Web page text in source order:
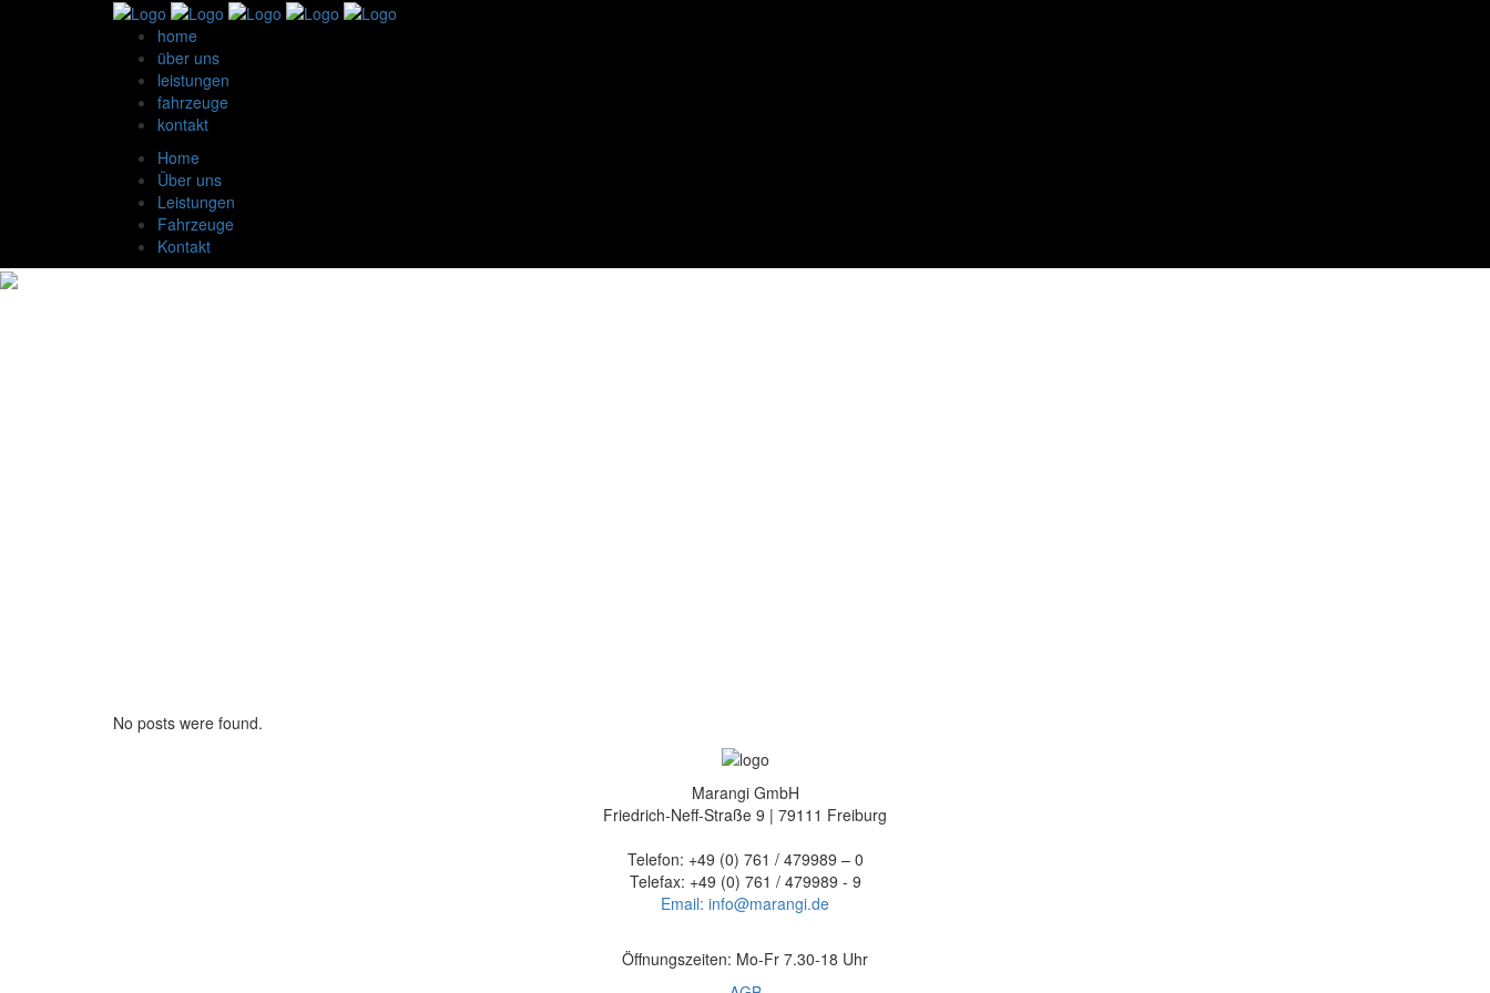
home
über uns
leistungen
fahrzeuge
kontakt
Home
Über uns
Leistungen
Fahrzeuge
Kontakt
No posts were found.
Marangi GmbH
Friedrich-Neff-Straße 9 | 79111 Freiburg
Telefon: +49 (0) 761 / 479989 – 0
Telefax: +49 (0) 761 / 479989 - 9
Email: info@marangi.de
Öffnungszeiten: Mo-Fr 7.30-18 Uhr